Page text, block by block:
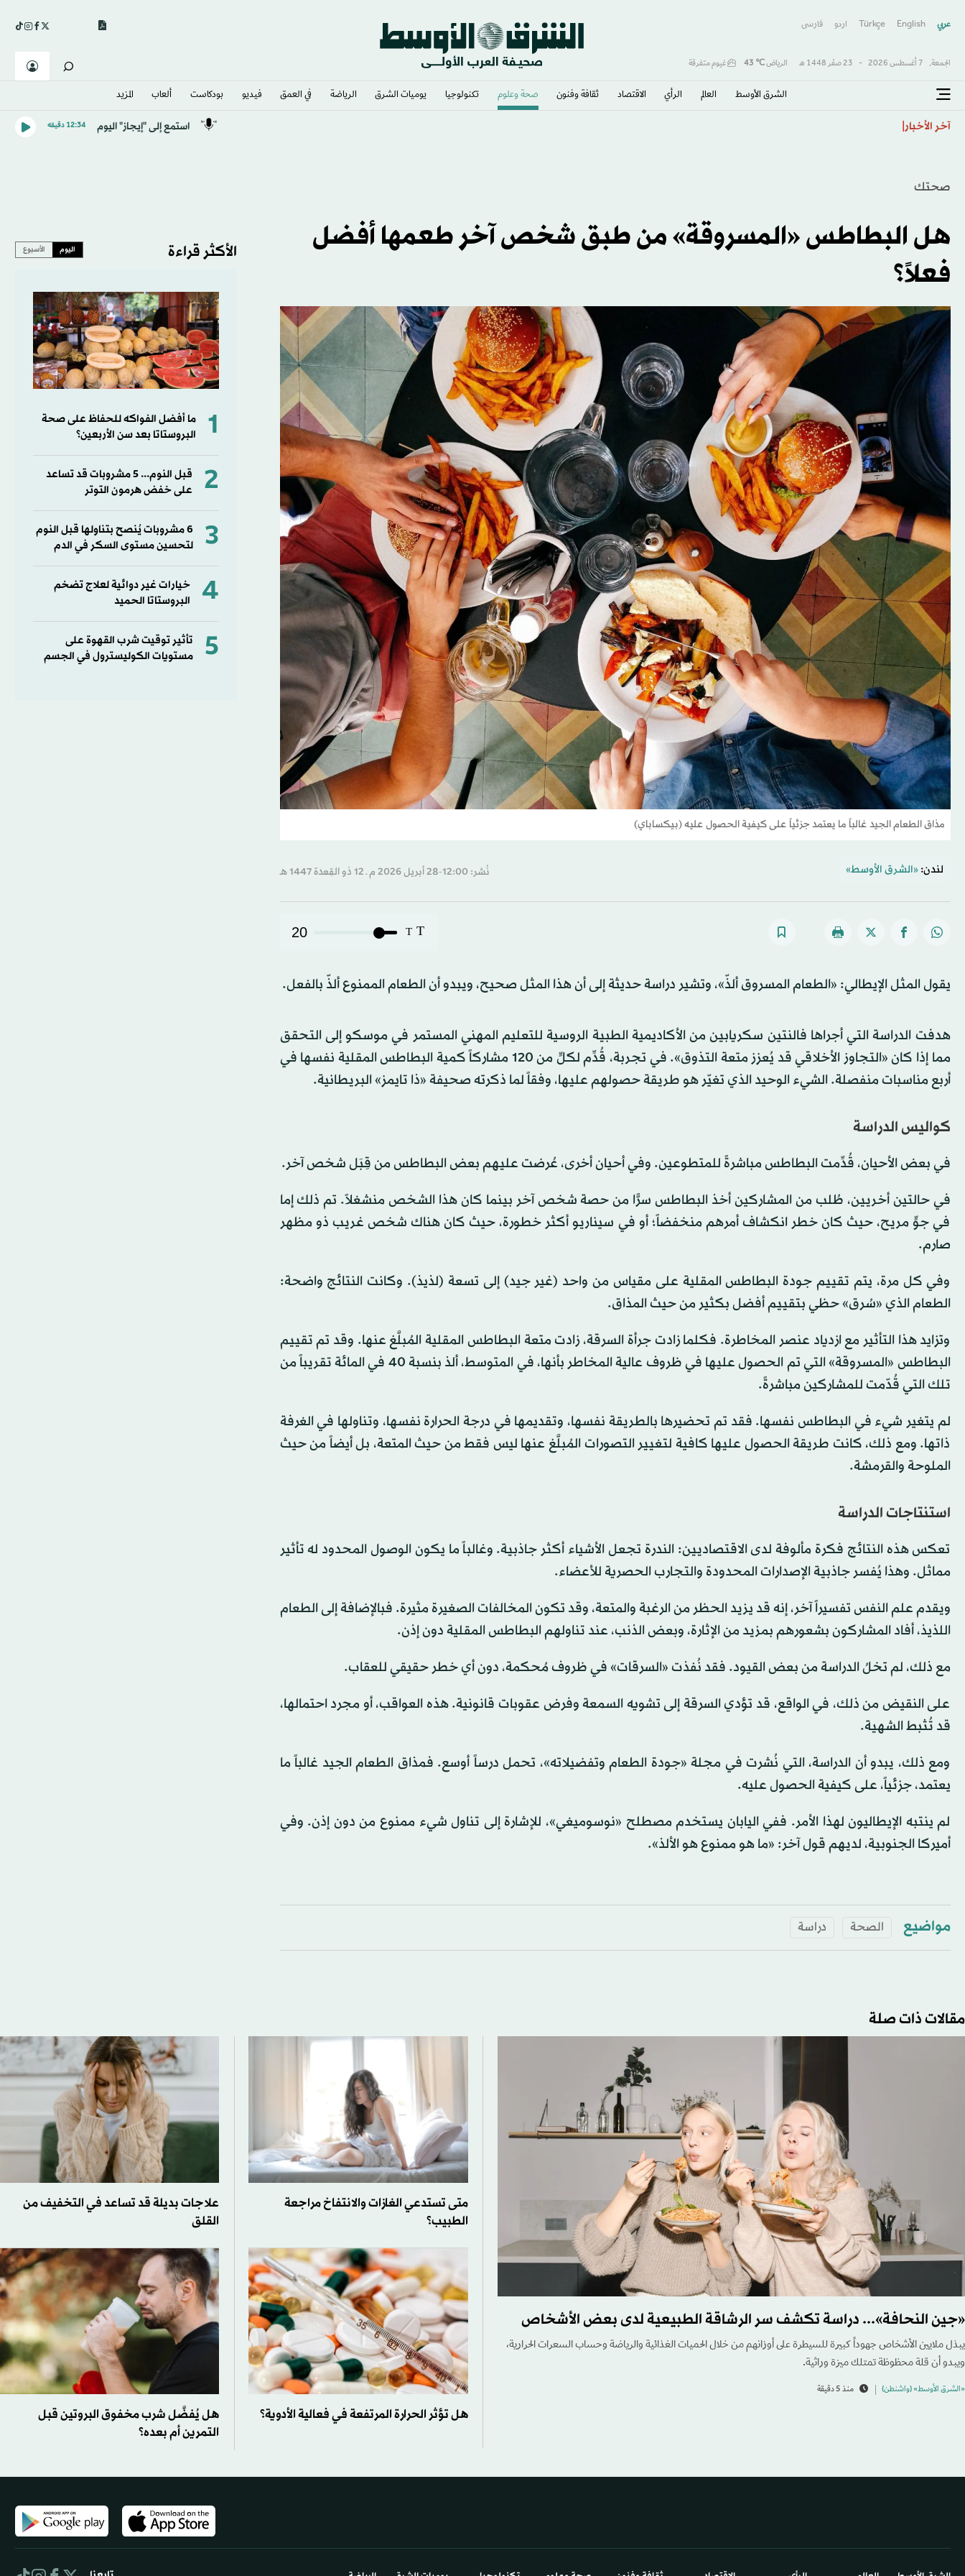
عربي English
Türkçe اردو فارسى
الجمعة, 7 أغسطس 2026 - 23 صفَر 1448 هـ الرياض℃
43 غيوم متفرقة
الشرق الأوسط​ العالم الرأي الاقتصاد ثقافة وفنون صحة وعلوم تكنولوجيا يوميات الشرق​ الرياضة في العمق فيديو بودكاست ألعاب المزيد
آخر الأخبار استمع إلى "إيجاز" اليوم 12:34 دقيقه
صحتك
هل البطاطس «المسروقة» من طبق شخص آخر طعمها أفضل
فعلاً؟
مذاق الطعام الجيد غالباً ما يعتمد جزئياً على كيفية الحصول عليه (بيكساباي)
لندن: «الشرق الأوسط» نُشر: 12:00-28 أبريل 2026 م ـ 12 ذو القِعدة 1447 هـ
T
T
20
يقول المثل الإيطالي: «الطعام المسروق ألذّ»، وتشير دراسة حديثة إلى أن هذا المثل صحيح، ويبدو أن الطعام الممنوع ألذّ بالفعل.
هدفت الدراسة التي أجراها فالنتين سكريابين من الأكاديمية الطبية الروسية للتعليم المهني المستمر في موسكو إلى التحقق
مما إذا كان «التجاوز الأخلاقي قد يُعزز متعة التذوق». في تجربة، قُدِّم لكلٍّ من 120 مشاركاً كمية البطاطس المقلية نفسها في
أربع مناسبات منفصلة. الشيء الوحيد الذي تغيّر هو طريقة حصولهم عليها، وفقاً لما ذكرته صحيفة «ذا تايمز» البريطانية.
كواليس الدراسة
في بعض الأحيان، قُدِّمت البطاطس مباشرةً للمتطوعين. وفي أحيان أخرى، عُرضت عليهم بعض البطاطس من قِبَل شخص آخر.
في حالتين أخريين، طُلب من المشاركين أخذ البطاطس سرًّا من حصة شخص آخر بينما كان هذا الشخص منشغلاً. تم ذلك إما
في جوٍّ مريح، حيث كان خطر انكشاف أمرهم منخفضاً؛ أو في سيناريو أكثر خطورة، حيث كان هناك شخص غريب ذو مظهر
صارم.
وفي كل مرة، يتم تقييم جودة البطاطس المقلية على مقياس من واحد (غير جيد) إلى تسعة (لذيذ). وكانت النتائج واضحة:
الطعام الذي «سُرق» حظي بتقييم أفضل بكثير من حيث المذاق.
وتزايد هذا التأثير مع ازدياد عنصر المخاطرة. فكلما زادت جرأة السرقة، زادت متعة البطاطس المقلية المُبلَّغ عنها. وقد تم تقييم
البطاطس «المسروقة» التي تم الحصول عليها في ظروف عالية المخاطر بأنها، في المتوسط، ألذ بنسبة 40 في المائة تقريباً من
تلك التي قُدّمت للمشاركين مباشرةً.
لم يتغير شيء في البطاطس نفسها. فقد تم تحضيرها بالطريقة نفسها، وتقديمها في درجة الحرارة نفسها، وتناولها في الغرفة
ذاتها. ومع ذلك، كانت طريقة الحصول عليها كافية لتغيير التصورات المُبلَّغ عنها ليس فقط من حيث المتعة، بل أيضاً من حيث
الملوحة والقرمشة.
استنتاجات الدراسة
تعكس هذه النتائج فكرة مألوفة لدى الاقتصاديين: الندرة تجعل الأشياء أكثر جاذبية. وغالباً ما يكون الوصول المحدود له تأثير
مماثل. وهذا يُفسر جاذبية الإصدارات المحدودة والتجارب الحصرية للأعضاء.
ويقدم علم النفس تفسيراً آخر، إنه قد يزيد الحظر من الرغبة والمتعة، وقد تكون المخالفات الصغيرة مثيرة. فبالإضافة إلى الطعام
اللذيذ، أفاد المشاركون بشعورهم بمزيد من الإثارة، وبعض الذنب، عند تناولهم البطاطس المقلية دون إذن.
مع ذلك، لم تخلُ الدراسة من بعض القيود. فقد نُفذت «السرقات» في ظروف مُحكمة، دون أي خطر حقيقي للعقاب.
على النقيض من ذلك، في الواقع، قد تؤدي السرقة إلى تشويه السمعة وفرض عقوبات قانونية. هذه العواقب، أو مجرد احتمالها،
قد تُثبط الشهية.
ومع ذلك، يبدو أن الدراسة، التي نُشرت في مجلة «جودة الطعام وتفضيلاته»، تحمل درساً أوسع. فمذاق الطعام الجيد غالباً ما
يعتمد، جزئياً، على كيفية الحصول عليه.
لم ينتبه الإيطاليون لهذا الأمر. ففي اليابان يستخدم مصطلح «نوسوميغي»، للإشارة إلى تناول شيء ممنوع من دون إذن. وفي
أميركا الجنوبية، لديهم قول آخر: «ما هو ممنوع هو الألذ».
مواضيع الصحة دراسة
الأكثر قراءة اليوم الأسبوع
1
ما أفضل الفواكه للحفاظ على صحة
البروستاتا بعد سن الأربعين؟
2
قبل النوم... 5 مشروبات قد تساعد
على خفض هرمون التوتر
3
6 مشروبات يُنصح بتناولها قبل النوم
لتحسين مستوى السكر في الدم
4
خيارات غير دوائية لعلاج تضخم
البروستاتا الحميد
5
تأثير توقيت شرب القهوة على
مستويات الكوليسترول في الجسم
مقالات ذات صلة
«جين النحافة»... دراسة تكشف سر الرشاقة الطبيعية لدى بعض الأشخاص
يبذل ملايين الأشخاص جهوداً كبيرة للسيطرة على أوزانهم من خلال الحميات الغذائية والرياضة وحساب السعرات الحرارية،
ويبدو أن قلة محظوظة تمتلك ميزة وراثية.
«الشرق الأوسط» (واشنطن) منذ 5 دقيقة
متى تستدعي الغازات والانتفاخ مراجعة
الطبيب؟
علاجات بديلة قد تساعد في التخفيف من
القلق
هل تؤثر الحرارة المرتفعة في فعالية الأدوية؟
هل يُفضَّل شرب مخفوق البروتين قبل
التمرين أم بعده؟